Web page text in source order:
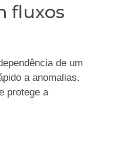
fluxos
de um
a anomalias.
protege a